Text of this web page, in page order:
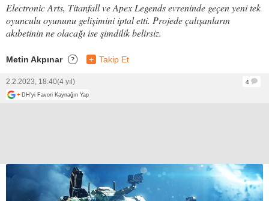
Electronic Arts, Titanfall ve Apex Legends evreninde geçen yeni tek
oyunculu oyununu gelişimini iptal etti. Projede çalışanların
akıbetinin ne olacağı ise şimdilik belirsiz.
Metin Akpınar ? + Takip Et
2.2.2023, 18:40(4 yıl)
4
+ DH'yi Favori Kaynağın Yap